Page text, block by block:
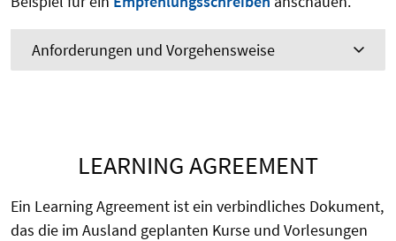
Anforderungen und Vorgehensweise
LEARNING AGREEMENT
Ein Learning Agreement ist ein verbindliches Dokument,
das die im Ausland geplanten Kurse und Vorlesungen